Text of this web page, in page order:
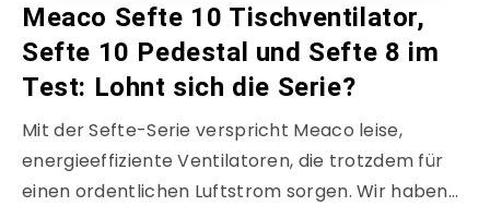
Meaco Sefte 10 Tischventilator,
Sefte 10 Pedestal und Sefte 8 im
Test: Lohnt sich die Serie?
Mit der Sefte-Serie verspricht Meaco leise,
energieeffiziente Ventilatoren, die trotzdem für
einen ordentlichen Luftstrom sorgen. Wir haben…